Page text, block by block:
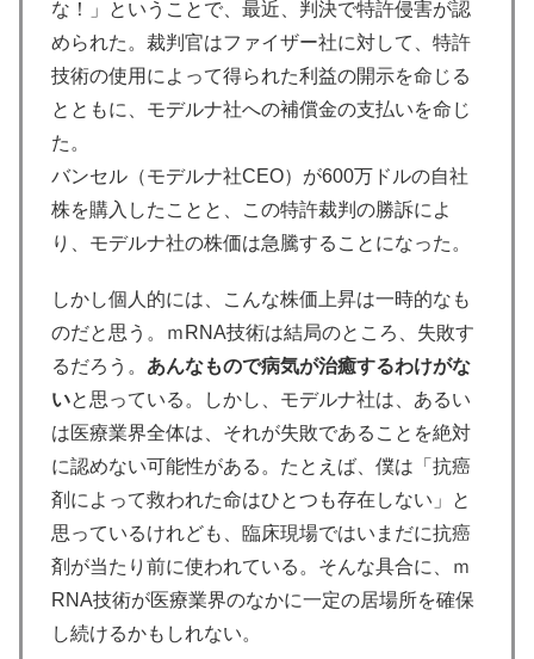
な！」ということで、最近、判決で特許侵害が認
められた。裁判官はファイザー社に対して、特許
技術の使用によって得られた利益の開示を命じる
とともに、モデルナ社への補償金の支払いを命じ
た。
バンセル（モデルナ社CEO）が600万ドルの自社
株を購入したことと、この特許裁判の勝訴によ
り、モデルナ社の株価は急騰することになった。
しかし個人的には、こんな株価上昇は一時的なも
のだと思う。ｍRNA技術は結局のところ、失敗す
るだろう。 あんなもので病気が治癒するわけがな
いと思っている。しかし、モデルナ社は、あるい
は医療業界全体は、それが失敗であることを絶対
に認めない可能性がある。たとえば、僕は「抗癌
剤によって救われた命はひとつも存在しない」と
思っているけれども、臨床現場ではいまだに抗癌
剤が当たり前に使われている。そんな具合に、ｍ
RNA技術が医療業界のなかに一定の居場所を確保
し続けるかもしれない。